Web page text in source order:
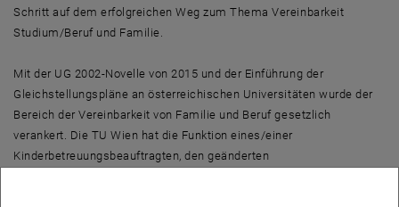
Schritt auf dem erfolgreichen Weg zum Thema Vereinbarkeit
Studium/Beruf und Familie.
Mit der UG 2002-Novelle von 2015 und der Einführung der
Gleichstellungspläne an österreichischen Universitäten wurde der
Bereich der Vereinbarkeit von Familie und Beruf gesetzlich
verankert. Die TU Wien hat die Funktion eines/einer
Kinderbetreuungsbeauftragten, den geänderten